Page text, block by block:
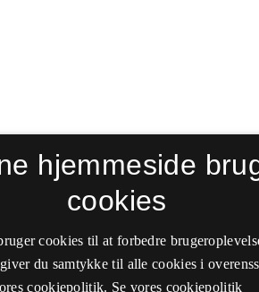
hjemmeside
cookies
cookies til at forbedre
du samtykke til alle cookies i
cookiepolitik. Se vores cookiepolitik